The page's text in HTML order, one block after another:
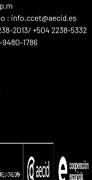
: info.ccet@aecid.es
2013/ +504 2238-5332
1786